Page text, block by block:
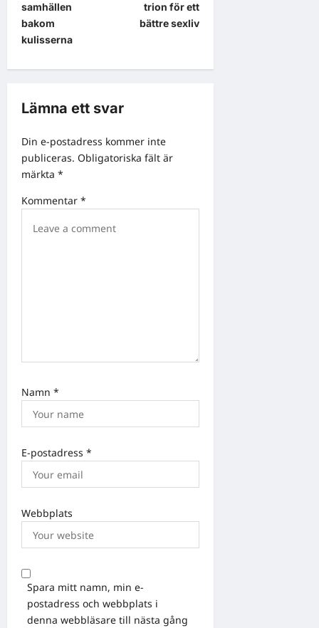
t
n
i
a
t
o
samhällen
bakom
kulisserna
trion för ett
bättre sexliv
Lämna ett svar
Din e-postadress kommer inte
publiceras. Obligatoriska fält är
märkta *
Kommentar *
Namn *
E-postadress *
Webbplats
Spara mitt namn, min e-
postadress och webbplats i
denna webbläsare till nästa gång